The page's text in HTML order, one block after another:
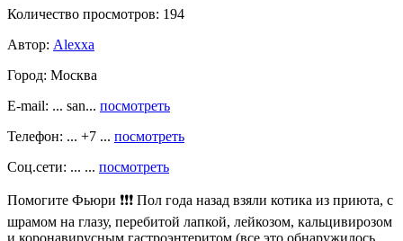
Количество просмотров: 194
Автор: Alexxa
Город: Москва
E-mail: ... san... посмотреть
Телефон: ... +7 ... посмотреть
Соц.сети: ... ... посмотреть
Помогите Фьюри ❗️❗️❗️ Пол года назад взяли котика из приюта, с
шрамом на глазу, перебитой лапкой, лейкозом, кальцивирозом
и коронавирусным гастроэнтеритом (все это обнаружилось